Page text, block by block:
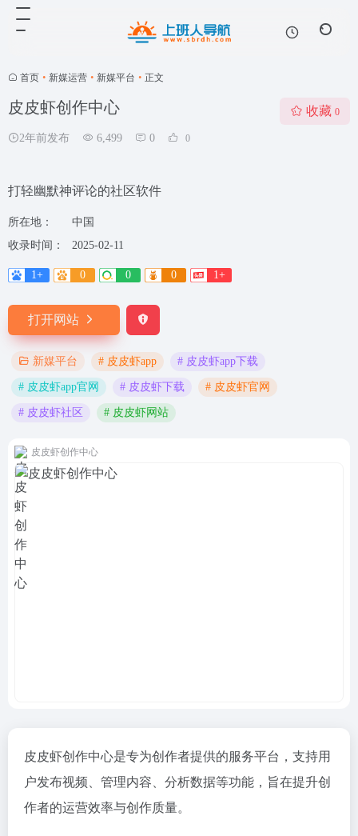
首页 • 新媒运营 • 新媒平台 • 正文
皮皮虾创作中心
2年前发布 6,499 0 0
收藏 0
打轻幽默神评论的社区软件
所在地：
中国
收录时间：
2025-02-11
1+ 0 0 0 1+
打开网站
新媒平台 # 皮皮虾app # 皮皮虾app下载
# 皮皮虾app官网 # 皮皮虾下载 # 皮皮虾官网
# 皮皮虾社区 # 皮皮虾网站
皮皮虾创作中心
皮皮虾创作中心是专为创作者提供的服务平台，支持用
户发布视频、管理内容、分析数据等功能，旨在提升创
作者的运营效率与创作质量。